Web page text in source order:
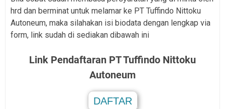
hrd dan berminat untuk melamar ke PT Tuffindo Nittoku
Autoneum, maka silahakan isi biodata dengan lengkap via
form, link sudah di sediakan dibawah ini
Link Pendaftaran PT Tuffindo Nittoku
Autoneum
DAFTAR